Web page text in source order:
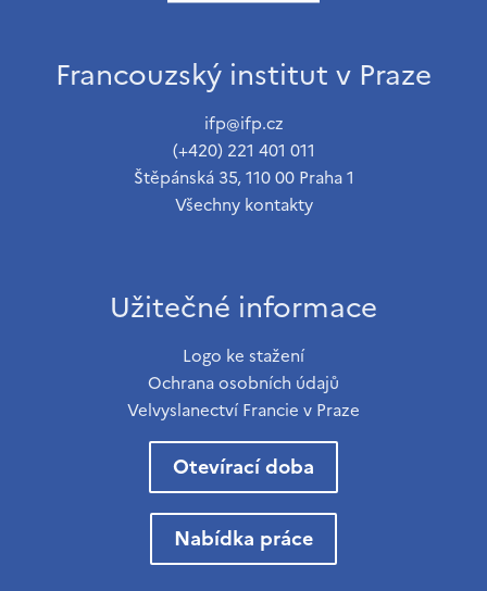
Francouzský institut v Praze
ifp@ifp.cz
(+420) 221 401 011
Štěpánská 35, 110 00 Praha 1
Všechny kontakty
Užitečné informace
Logo ke stažení
Ochrana osobních údajů
Velvyslanectví Francie v Praze
Otevírací doba
Nabídka práce